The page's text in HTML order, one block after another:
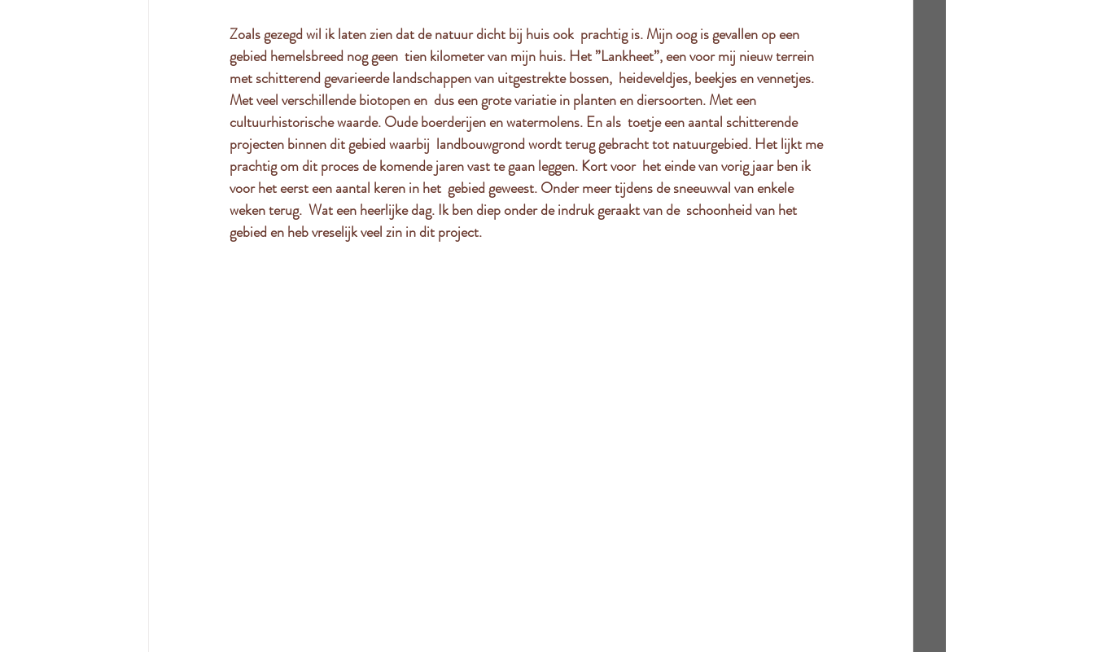
Zoals gezegd wil ik laten zien dat de natuur dicht bij huis ook  prachtig is. Mijn oog is gevallen op een
gebied hemelsbreed nog geen  tien kilometer van mijn huis. Het ”Lankheet”, een voor mij nieuw terrein
met schitterend gevarieerde landschappen van uitgestrekte bossen,  heideveldjes, beekjes en vennetjes.
Met veel verschillende biotopen en  dus een grote variatie in planten en diersoorten. Met een
cultuurhistorische waarde. Oude boerderijen en watermolens. En als  toetje een aantal schitterende
projecten binnen dit gebied waarbij  landbouwgrond wordt terug gebracht tot natuurgebied. Het lijkt me
prachtig om dit proces de komende jaren vast te gaan leggen. Kort voor  het einde van vorig jaar ben ik
voor het eerst een aantal keren in het  gebied geweest. Onder meer tijdens de sneeuwval van enkele
weken terug.  Wat een heerlijke dag. Ik ben diep onder de indruk geraakt van de  schoonheid van het
gebied en heb vreselijk veel zin in dit project.